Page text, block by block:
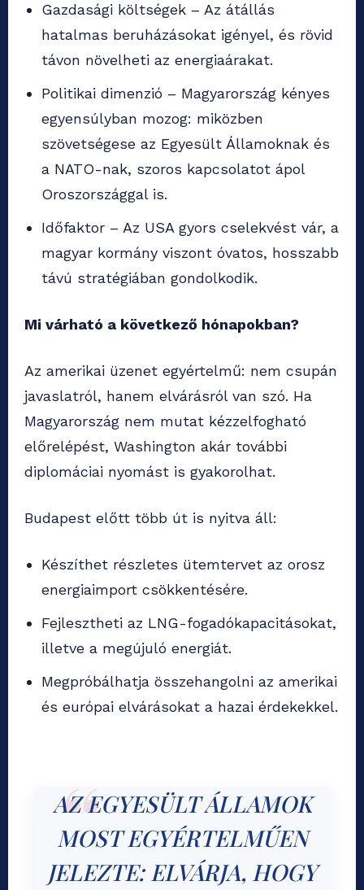
Gazdasági költségek – Az átállás
hatalmas beruházásokat igényel, és rövid
távon növelheti az energiaárakat.
Politikai dimenzió – Magyarország kényes
egyensúlyban mozog: miközben
szövetségese az Egyesült Államoknak és
a NATO-nak, szoros kapcsolatot ápol
Oroszországgal is.
Időfaktor – Az USA gyors cselekvést vár, a
magyar kormány viszont óvatos, hosszabb
távú stratégiában gondolkodik.
Mi várható a következő hónapokban?
Az amerikai üzenet egyértelmű: nem csupán
javaslatról, hanem elvárásról van szó. Ha
Magyarország nem mutat kézzelfogható
előrelépést, Washington akár további
diplomáciai nyomást is gyakorolhat.
Budapest előtt több út is nyitva áll:
Készíthet részletes ütemtervet az orosz
energiaimport csökkentésére.
Fejlesztheti az LNG-fogadókapacitásokat,
illetve a megújuló energiát.
Megpróbálhatja összehangolni az amerikai
és európai elvárásokat a hazai érdekekkel.
AZ EGYESÜLT ÁLLAMOK
MOST EGYÉRTELMŰEN
JELEZTE: ELVÁRJA, HOGY